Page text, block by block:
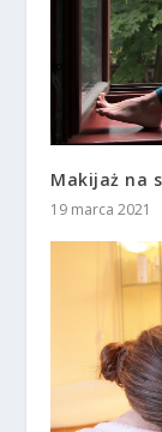
Makijaż na
19 marca 2021